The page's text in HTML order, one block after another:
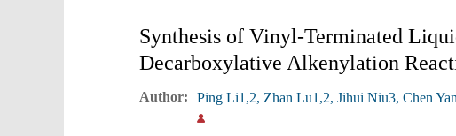
Synthesis of Vinyl-Terminated
Decarboxylative Alkenylation
Author: Ping Li1,2, Zhan Lu1,2, Jihui Niu3, Chen